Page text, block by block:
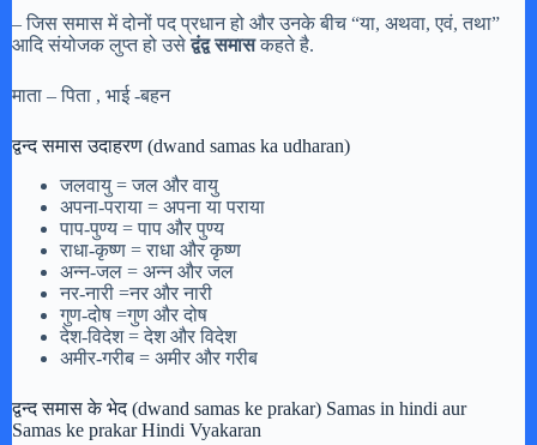
– जिस समास में दोनों पद प्रधान हो और उनके बीच “या, अथवा, एवं, तथा”
आदि संयोजक लुप्त हो उसेद्वंद्व समासकहते है.
माता – पिता , भाई -बहन
द्वन्द समास उदाहरण (dwand samas ka udharan)
जलवायु = जल और वायु
अपना-पराया = अपना या पराया
पाप-पुण्य = पाप और पुण्य
राधा-कृष्ण = राधा और कृष्ण
अन्न-जल = अन्न और जल
नर-नारी =नर और नारी
गुण-दोष =गुण और दोष
देश-विदेश = देश और विदेश
अमीर-गरीब = अमीर और गरीब
द्वन्द समास के भेद (dwand samas ke prakar) Samas in hindi aur
Samas ke prakar Hindi Vyakaran